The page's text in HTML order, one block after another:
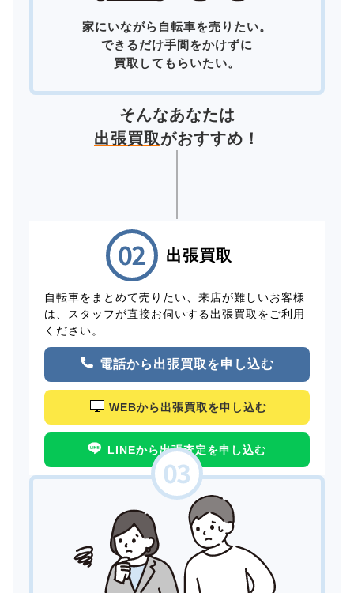
家にいながら自転車を売りたい。
できるだけ手間をかけずに
買取してもらいたい。
そんなあなたは
出張買取がおすすめ！
出張買取
自転車をまとめて売りたい、来店が難しいお客様
は、スタッフが直接お伺いする出張買取をご利用
ください。
電話から出張買取を申し込む
WEBから出張買取を申し込む
LINEから出張査定を申し込む